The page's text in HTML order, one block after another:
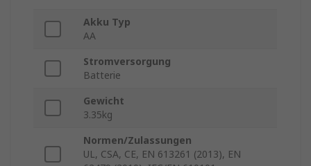
Akku Typ
AA
Stromversorgung
Batterie
Gewicht
3.35kg
Normen/Zulassungen
UL, CSA, CE, EN 613261 (2013), EN